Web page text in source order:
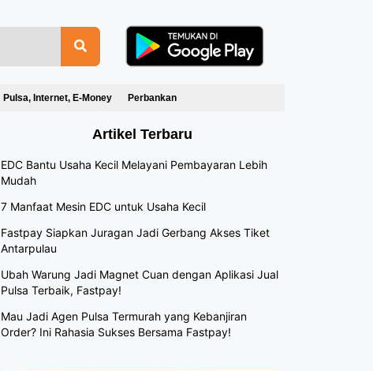
Pulsa, Internet, E-Money Perbankan
Artikel Terbaru
EDC Bantu Usaha Kecil Melayani Pembayaran Lebih
Mudah
7 Manfaat Mesin EDC untuk Usaha Kecil
Fastpay Siapkan Juragan Jadi Gerbang Akses Tiket
Antarpulau
Ubah Warung Jadi Magnet Cuan dengan Aplikasi Jual
Pulsa Terbaik, Fastpay!
Mau Jadi Agen Pulsa Termurah yang Kebanjiran
Order? Ini Rahasia Sukses Bersama Fastpay!